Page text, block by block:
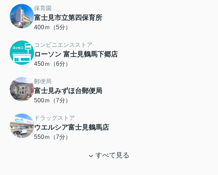
保育園
富士見市立第四保育所
400ｍ（5分）
コンビニエンスストア
ローソン 富士見鶴馬下郷店
450ｍ（6分）
郵便局
富士見みずほ台郵便局
500ｍ（7分）
ドラッグストア
ウエルシア富士見鶴馬店
550ｍ（7分）
すべて見る